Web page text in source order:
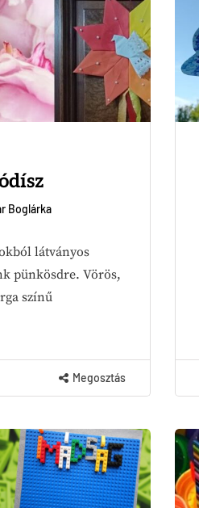
Boglárka
látványos
pünkösdre. Vörös,
színű
Megosztás